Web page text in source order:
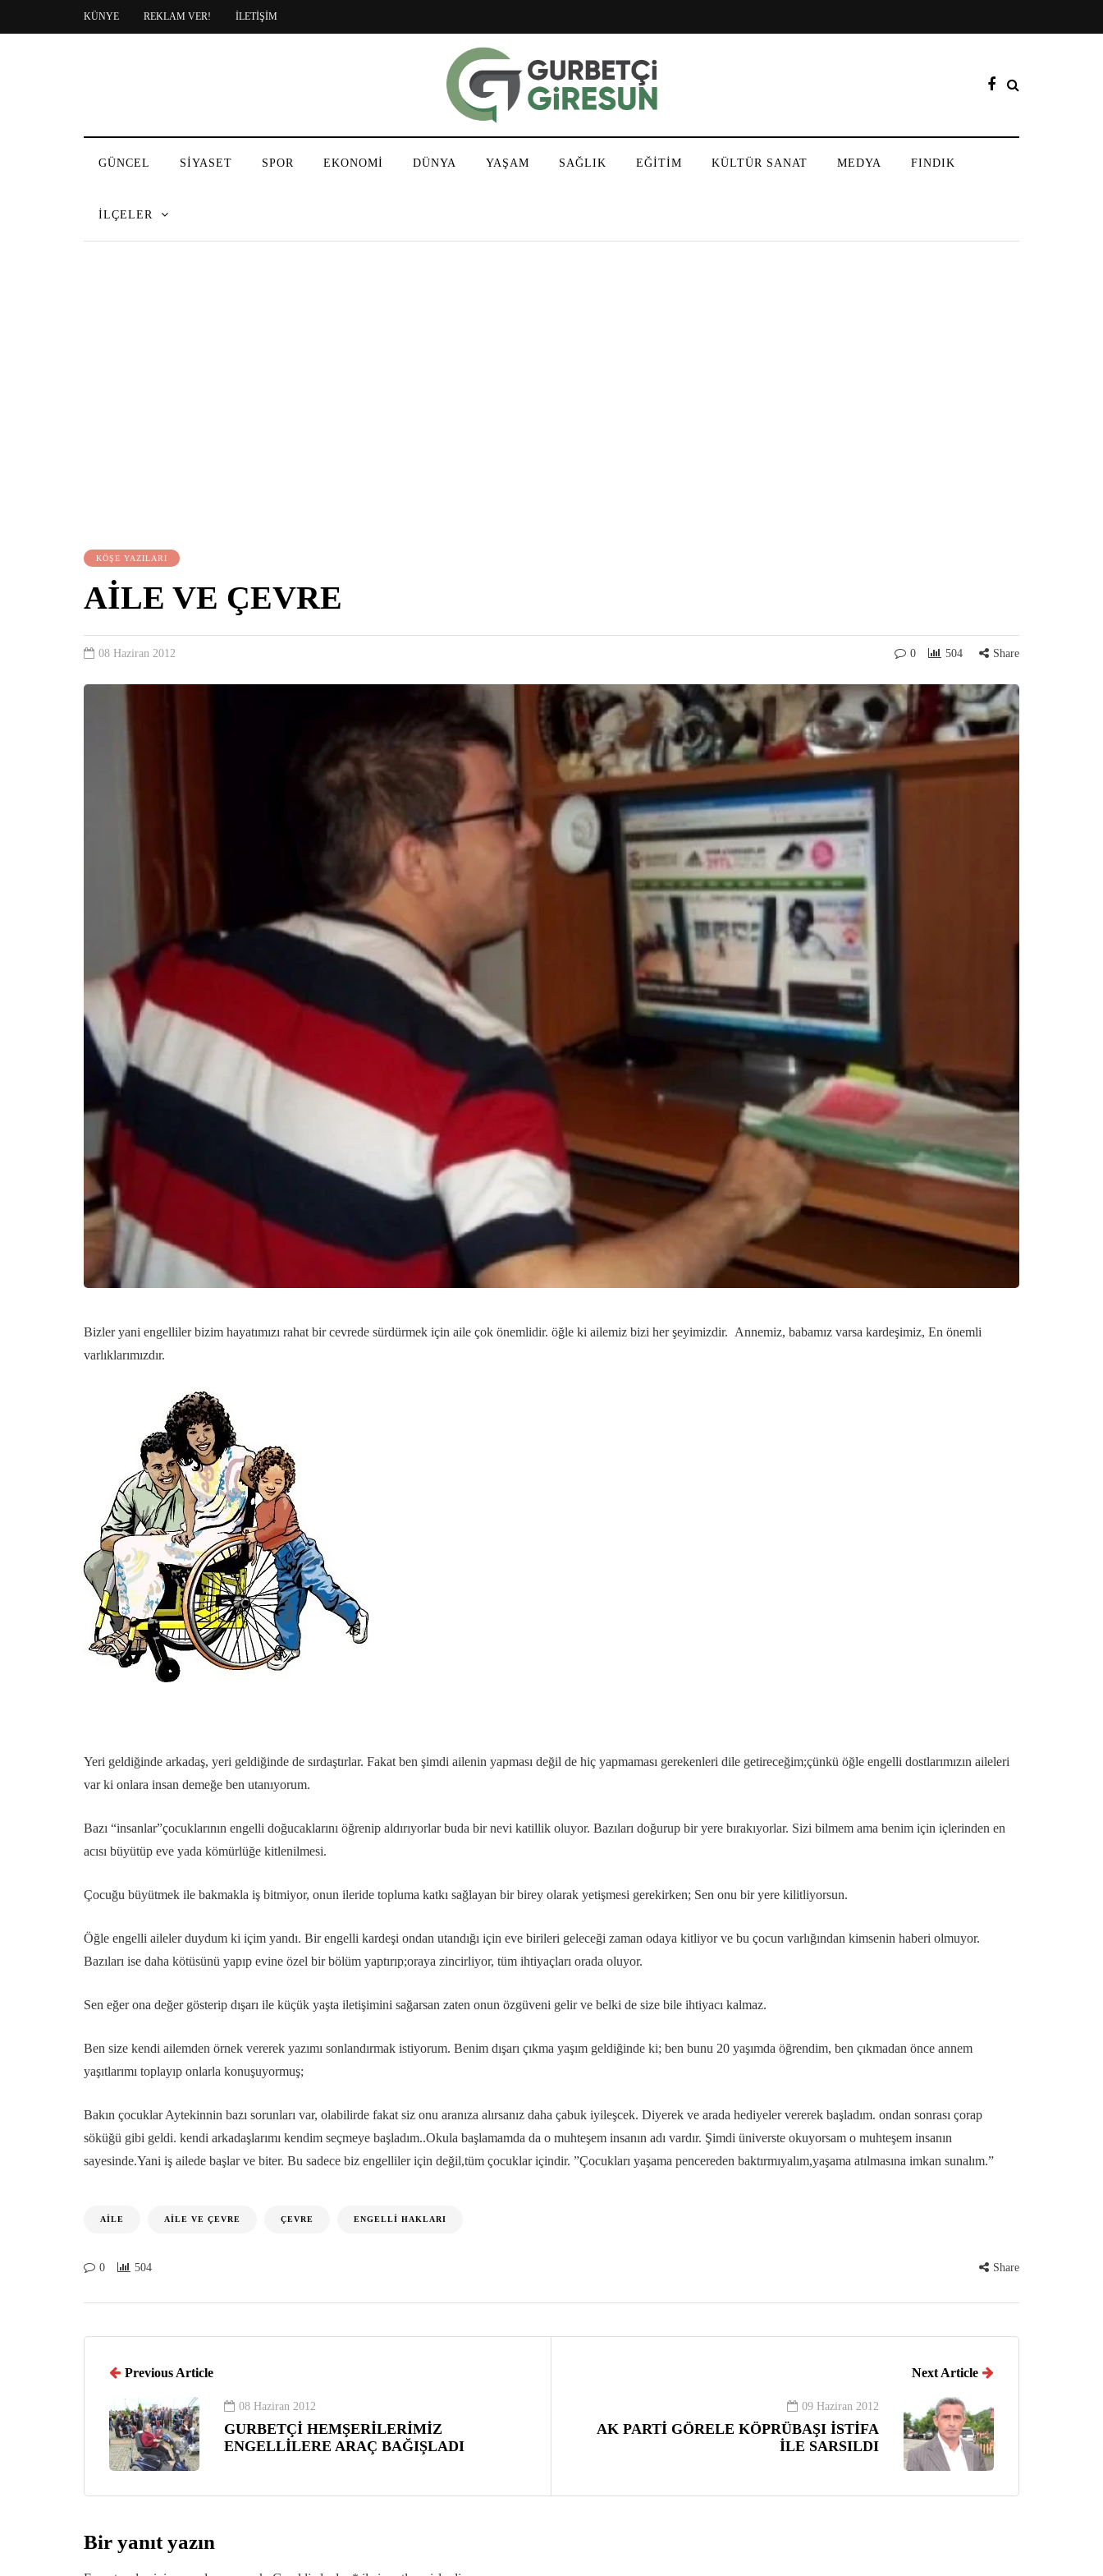
KÜNYE REKLAM VER! İLETİŞİM
GÜNCEL SİYASET SPOR EKONOMİ DÜNYA YAŞAM SAĞLIK EĞİTİM KÜLTÜR SANAT MEDYA FINDIK
İLÇELER
KÖŞE YAZILARI
AİLE VE ÇEVRE
08 Haziran 2012 0 504 Share
Bizler yani engelliler bizim hayatımızı rahat bir cevrede sürdürmek için aile çok önemlidir. öğle ki ailemiz bizi her şeyimizdir. Annemiz, babamız varsa kardeşimiz, En önemli
varlıklarımızdır.
Yeri geldiğinde arkadaş, yeri geldiğinde de sırdaştırlar. Fakat ben şimdi ailenin yapması değil de hiç yapmaması gerekenleri dile getireceğim;çünkü öğle engelli dostlarımızın aileleri
var ki onlara insan demeğe ben utanıyorum.
Bazı “insanlar”çocuklarının engelli doğucaklarını öğrenip aldırıyorlar buda bir nevi katillik oluyor. Bazıları doğurup bir yere bırakıyorlar. Sizi bilmem ama benim için içlerinden en
acısı büyütüp eve yada kömürlüğe kitlenilmesi.
Çocuğu büyütmek ile bakmakla iş bitmiyor, onun ileride topluma katkı sağlayan bir birey olarak yetişmesi gerekirken; Sen onu bir yere kilitliyorsun.
Öğle engelli aileler duydum ki içim yandı. Bir engelli kardeşi ondan utandığı için eve birileri geleceği zaman odaya kitliyor ve bu çocun varlığından kimsenin haberi olmuyor.
Bazıları ise daha kötüsünü yapıp evine özel bir bölüm yaptırıp;oraya zincirliyor, tüm ihtiyaçları orada oluyor.
Sen eğer ona değer gösterip dışarı ile küçük yaşta iletişimini sağarsan zaten onun özgüveni gelir ve belki de size bile ihtiyacı kalmaz.
Ben size kendi ailemden örnek vererek yazımı sonlandırmak istiyorum. Benim dışarı çıkma yaşım geldiğinde ki; ben bunu 20 yaşımda öğrendim, ben çıkmadan önce annem
yaşıtlarımı toplayıp onlarla konuşuyormuş;
Bakın çocuklar Aytekinnin bazı sorunları var, olabilirde fakat siz onu aranıza alırsanız daha çabuk iyileşcek. Diyerek ve arada hediyeler vererek başladım. ondan sonrası çorap
söküğü gibi geldi. kendi arkadaşlarımı kendim seçmeye başladım..Okula başlamamda da o muhteşem insanın adı vardır. Şimdi üniverste okuyorsam o muhteşem insanın
sayesinde.Yani iş ailede başlar ve biter. Bu sadece biz engelliler için değil,tüm çocuklar içindir. ”Çocukları yaşama pencereden baktırmıyalım,yaşama atılmasına imkan sunalım.”
AILE AILE VE ÇEVRE ÇEVRE ENGELLI HAKLARI
0 504 Share
Previous Article
08 Haziran 2012
GURBETÇİ HEMŞERİLERİMİZ
ENGELLİLERE ARAÇ BAĞIŞLADI
Next Article
09 Haziran 2012
AK PARTİ GÖRELE KÖPRÜBAŞI İSTİFA
İLE SARSILDI
Bir yanıt yazın